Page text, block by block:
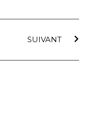
SUIVANT